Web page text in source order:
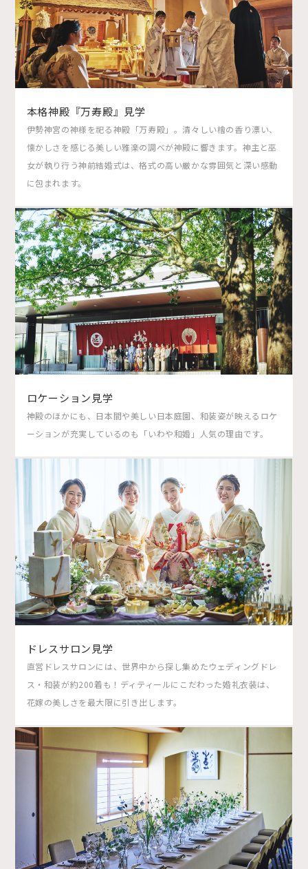
本格神殿『万寿殿』見学
伊勢神宮の神様を祀る神殿「万寿殿」。清々しい檜の香り漂い、
懐かしさを感じる美しい雅楽の調べが神殿に響きます。神主と巫
女が執り行う神前結婚式は、格式の高い厳かな雰囲気と深い感動
に包まれます。
ロケーション見学
神殿のほかにも、日本間や美しい日本庭園、和装姿が映えるロケ
ーションが充実しているのも「いわや和婚」人気の理由です。
ドレスサロン見学
直営ドレスサロンには、世界中から探し集めたウェディングドレ
ス・和装が約200着も！ディティールにこだわった婚礼衣装は、
花嫁の美しさを最大限に引き出します。